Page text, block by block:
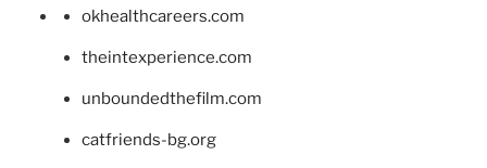
okhealthcareers.com
theintexperience.com
unboundedthefilm.com
catfriends-bg.org